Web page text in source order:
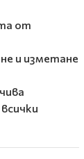
от
и изметане